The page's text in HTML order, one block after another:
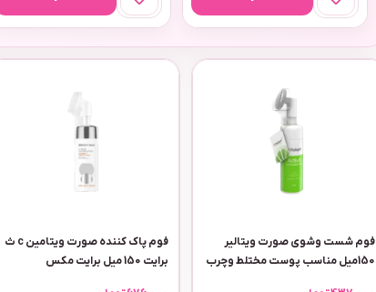
فوم شست وشوی صورت ویتالیر
150میل مناسب پوست مختلط وچرب
فوم پاک کننده صورت ویتامین c ث
برایت 150 میل برایت مکس